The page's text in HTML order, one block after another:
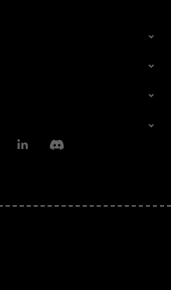
LinkedinDiscord